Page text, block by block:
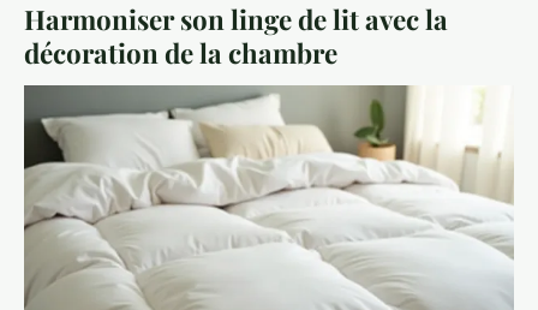
Harmoniser son linge de lit avec la
décoration de la chambre